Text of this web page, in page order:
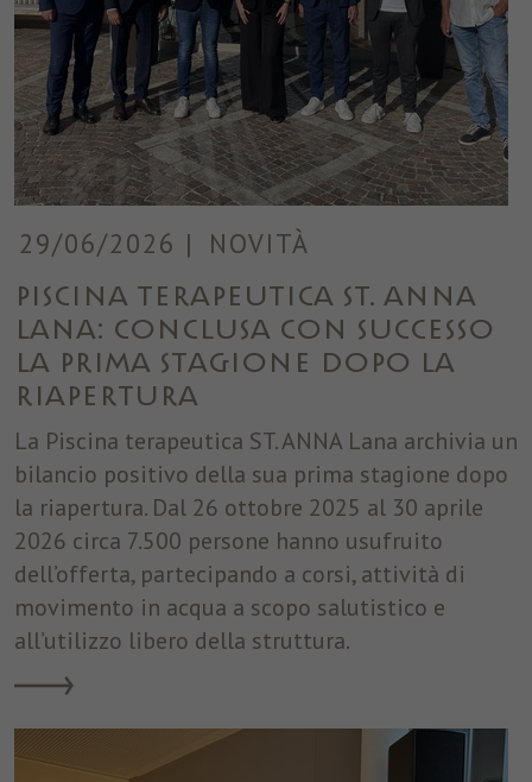
29/06/2026 | NOVITÀ
Piscina terapeutica ST. ANNA
Lana: conclusa con successo
la prima stagione dopo la
riapertura
La Piscina terapeutica ST. ANNA Lana archivia un
bilancio positivo della sua prima stagione dopo
la riapertura. Dal 26 ottobre 2025 al 30 aprile
2026 circa 7.500 persone hanno usufruito
dell’offerta, partecipando a corsi, attività di
movimento in acqua a scopo salutistico e
all’utilizzo libero della struttura.